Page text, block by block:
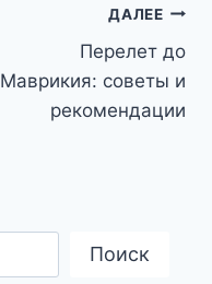
ДАЛЕЕ
Перелет до
Маврикия: советы и
рекомендации
Поиск